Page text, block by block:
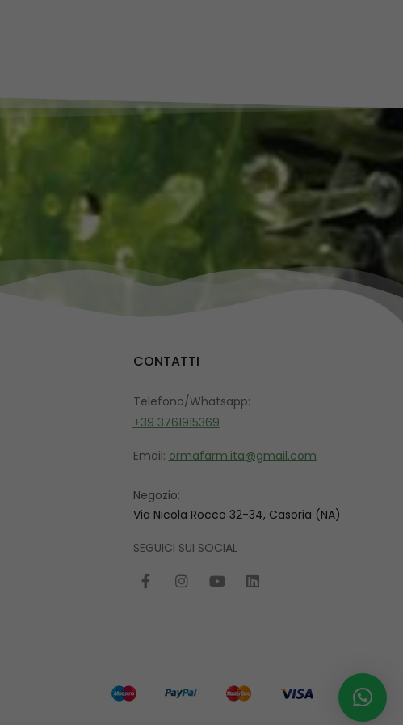
CONTATTI
Telefono/Whatsapp:
+39 3761915369
Email: ormafarm.ita@gmail.com
Negozio:
Via Nicola Rocco 32-34, Casoria (NA)
SEGUICI SUI SOCIAL